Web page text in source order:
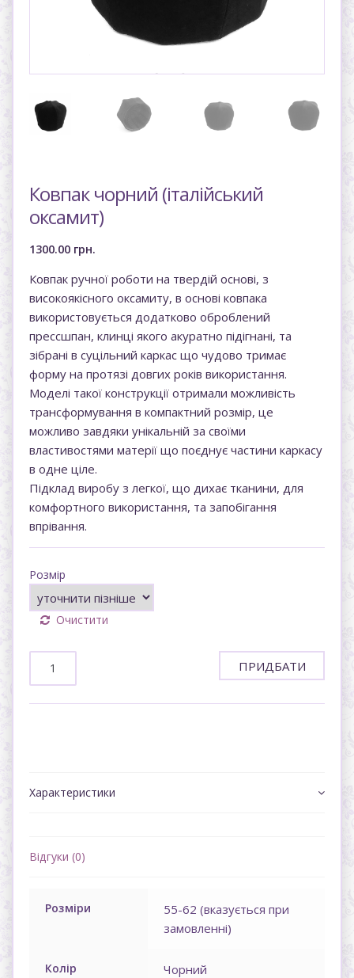
Ковпак чорний (італійський
оксамит)
1300.00 грн.
Ковпак ручної роботи на твердій основі, з
високоякісного оксамиту, в основі ковпака
використовується додатково оброблений
прессшпан, клинці якого акуратно підігнані, та
зібрані в суцільний каркас що чудово тримає
форму на протязі довгих років використання.
Моделі такої конструкції отримали можливість
трансформування в компактний розмір, це
можливо завдяки унікальній за своїми
властивостями матерії що поєднує частини каркасу
в одне ціле.
Підклад виробу з легкої, що дихає тканини, для
комфортного використання, та запобігання
впрівання.
Розмір
Очистити
ПРИДБАТИ
Характеристики
Відгуки (0)
Розміpи
55-62 (вказується при
замовленнi)
Колір Чорний